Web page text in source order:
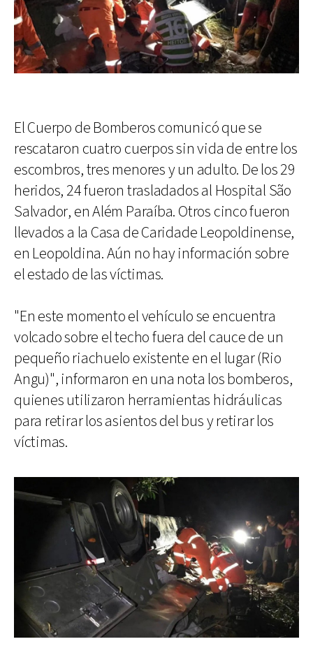
El Cuerpo de Bomberos comunicó que se
rescataron cuatro cuerpos sin vida de entre los
escombros, tres menores y un adulto. De los 29
heridos, 24 fueron trasladados al Hospital São
Salvador, en Além Paraíba. Otros cinco fueron
llevados a la Casa de Caridade Leopoldinense,
en Leopoldina. Aún no hay información sobre
el estado de las víctimas.
"En este momento el vehículo se encuentra
volcado sobre el techo fuera del cauce de un
pequeño riachuelo existente en el lugar (Rio
Angu)", informaron en una nota los bomberos,
quienes utilizaron herramientas hidráulicas
para retirar los asientos del bus y retirar los
víctimas.